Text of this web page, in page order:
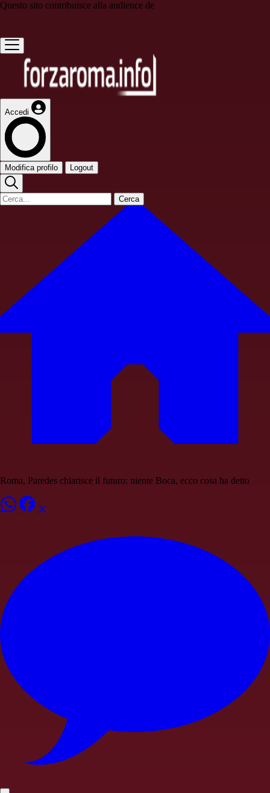
Questo sito contribuisce alla audience de
Accedi
Modifica profilo Logout
Cerca
Roma, Paredes chiarisce il futuro: niente Boca, ecco cosa ha detto